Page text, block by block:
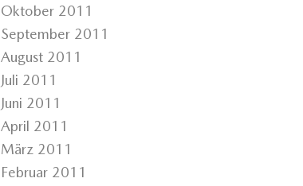
Oktober 2011
September 2011
August 2011
Juli 2011
Juni 2011
April 2011
März 2011
Februar 2011